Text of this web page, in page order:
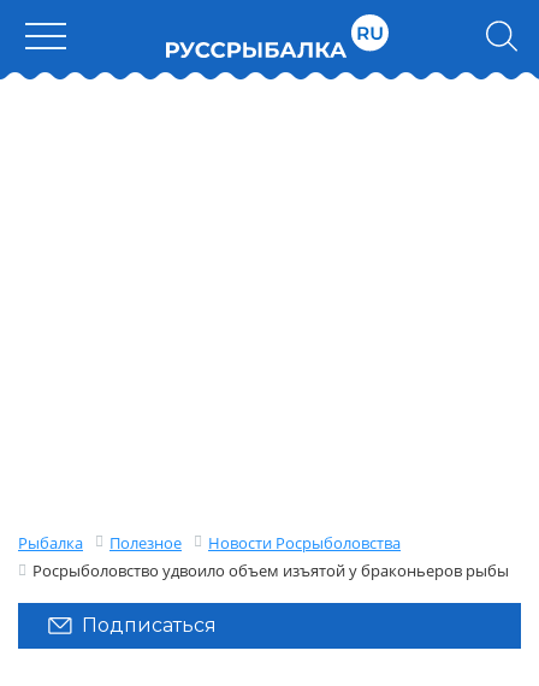
Рыбалка Полезное
Новости Росрыболовства
Росрыболовство удвоило объем изъятой у браконьеров рыбы
Подписаться